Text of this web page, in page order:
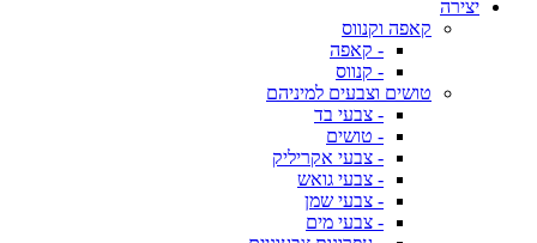
יצירה
קאפה וקנווס
- קאפה
- קנווס
טושים וצבעים למיניהם
- צבעי בד
- טושים
- צבעי אקריליק
- צבעי גואש
- צבעי שמן
- צבעי מים